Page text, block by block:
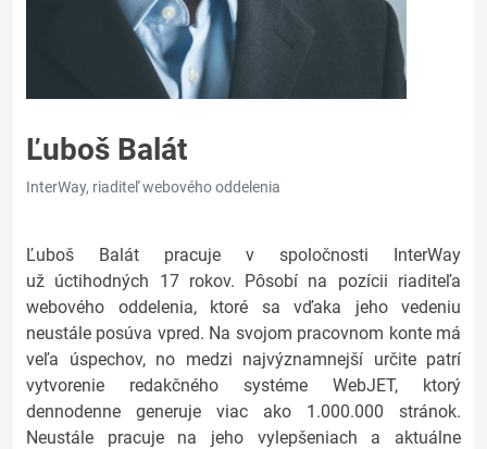
Ľuboš Balát
InterWay, riaditeľ webového oddelenia
Ľuboš Balát pracuje v spoločnosti InterWay
už úctihodných 17 rokov. Pôsobí na pozícii riaditeľa
webového oddelenia, ktoré sa vďaka jeho vedeniu
neustále posúva vpred. Na svojom pracovnom konte má
veľa úspechov, no medzi najvýznamnejší určite patrí
vytvorenie redakčného systéme WebJET, ktorý
dennodenne generuje viac ako 1.000.000 stránok.
Neustále pracuje na jeho vylepšeniach a aktuálne